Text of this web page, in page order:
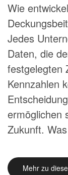
Wie
Jedes
Daten, die
festgelegten
Kennzahlen
ermöglichen
Zukunft.
Mehr zu